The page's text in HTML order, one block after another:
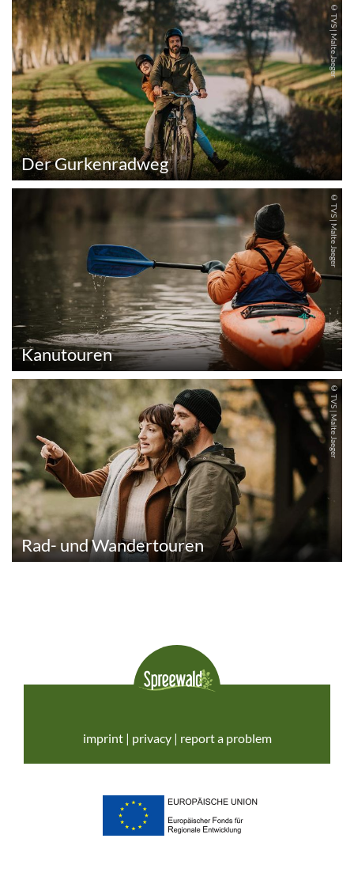
Der Gurkenradweg
© TVS | Malte Jaeger
Kanutouren
© TVS | Malte Jaeger
Rad- und Wandertouren
© TVS | Malte Jaeger
imprint| privacy| report a problem